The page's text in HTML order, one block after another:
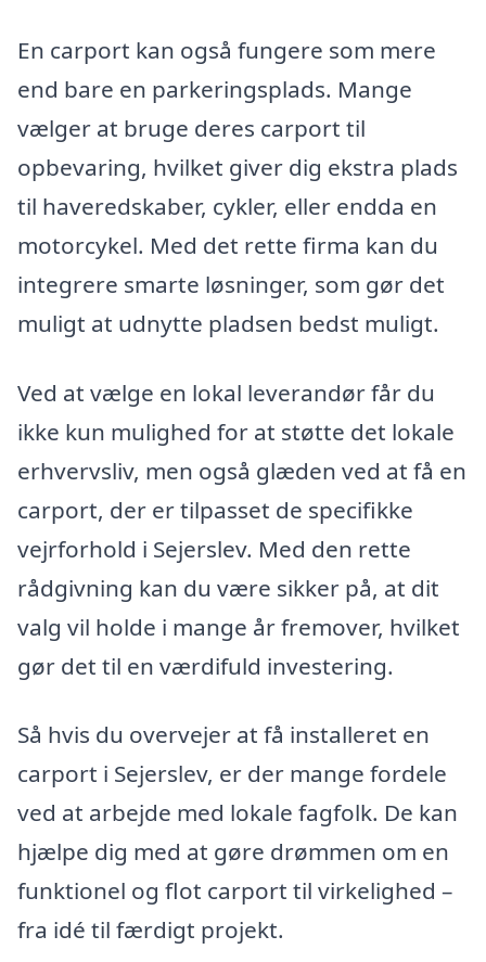
En carport kan også fungere som mere
end bare en parkeringsplads. Mange
vælger at bruge deres carport til
opbevaring, hvilket giver dig ekstra plads
til haveredskaber, cykler, eller endda en
motorcykel. Med det rette firma kan du
integrere smarte løsninger, som gør det
muligt at udnytte pladsen bedst muligt.
Ved at vælge en lokal leverandør får du
ikke kun mulighed for at støtte det lokale
erhvervsliv, men også glæden ved at få en
carport, der er tilpasset de specifikke
vejrforhold i Sejerslev. Med den rette
rådgivning kan du være sikker på, at dit
valg vil holde i mange år fremover, hvilket
gør det til en værdifuld investering.
Så hvis du overvejer at få installeret en
carport i Sejerslev, er der mange fordele
ved at arbejde med lokale fagfolk. De kan
hjælpe dig med at gøre drømmen om en
funktionel og flot carport til virkelighed –
fra idé til færdigt projekt.